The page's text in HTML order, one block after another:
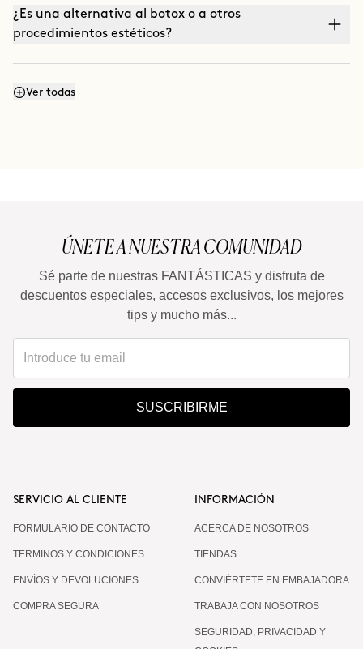
¿Es una alternativa al botox o a otros
procedimientos estéticos?
¿Me lo puedo aplicar solo en una zona de la cara?
Ver todas
ÚNETE A NUESTRA COMUNIDAD
Sé parte de nuestras FANTÁSTICAS y disfruta de
descuentos especiales, accesos exclusivos, los mejores
tips y mucho más...
SUSCRIBIRME
SERVICIO AL CLIENTE
FORMULARIO DE CONTACTO
TERMINOS Y CONDICIONES
ENVÍOS Y DEVOLUCIONES
COMPRA SEGURA
INFORMACIÓN
ACERCA DE NOSOTROS
TIENDAS
CONVIÉRTETE EN EMBAJADORA
TRABAJA CON NOSOTROS
SEGURIDAD, PRIVACIDAD Y